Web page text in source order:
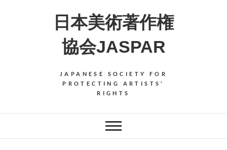
日本美術著作権
協会JASPAR
JAPANESE SOCIETY FOR
PROTECTING ARTISTS'
RIGHTS